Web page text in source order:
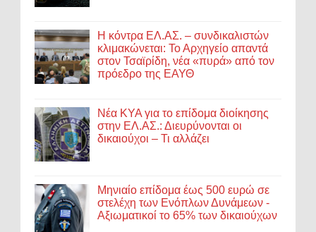
Η κόντρα ΕΛ.ΑΣ. – συνδικαλιστών
κλιμακώνεται: Το Αρχηγείο απαντά
στον Τσαϊρίδη, νέα «πυρά» από τον
πρόεδρο της ΕΑΥΘ
Νέα ΚΥΑ για το επίδομα διοίκησης
στην ΕΛ.ΑΣ.: Διευρύνονται οι
δικαιούχοι – Τι αλλάζει
Μηνιαίο επίδομα έως 500 ευρώ σε
στελέχη των Ενόπλων Δυνάμεων -
Αξιωματικοί το 65% των δικαιούχων